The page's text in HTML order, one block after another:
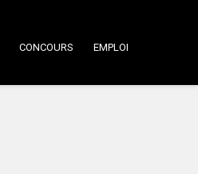
CONCOURS EMPLOI